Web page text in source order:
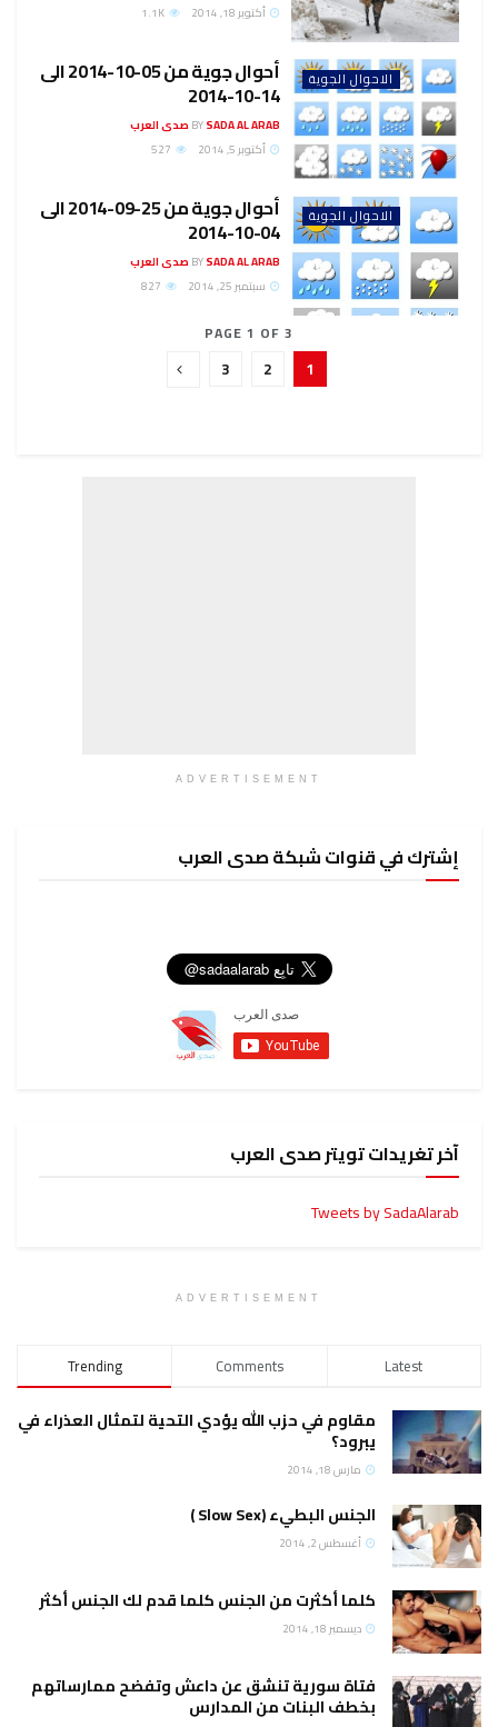
أكتوبر 18, 2014
1.1K
الاحوال الجوية أحوال جوية من 05-10-2014 الى
14-10-2014
BYSADA AL ARAB صدى العرب
أكتوبر 5, 2014
الاحوال الجوية أحوال جوية من 25-09-2014 الى
04-10-2014
BYSADA AL ARAB صدى العرب
سبتمبر 25, 2014
PAGE 1 OF 3
1
2
3
ADVERTISEMENT
إشترك في قنوات شبكة صدى العرب
آخر تغريدات تويتر صدى العرب
Tweets by SadaAlarab
ADVERTISEMENT
Trending Comments Latest
مقاوم في حزب الله يؤدي التحية لتمثال العذراء في
يبرود؟
مارس 18, 2014
الجنس البطيء (Slow Sex )
أغسطس 2, 2014
كلما أكثرت من الجنس كلما قدم لك الجنس أكثر
ديسمبر 18, 2014
فتاة سورية تنشق عن داعش وتفضح ممارساتهم
بخطف البنات من المدارس